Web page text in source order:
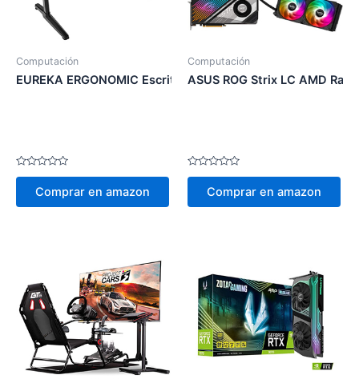
Computación
EUREKA ERGONOMIC Escritorio de juegos RGB
Valorado
de
Comprar en amazon
Computación
ASUS ROG Strix LC AMD
Valorado
de
Comprar en amazon